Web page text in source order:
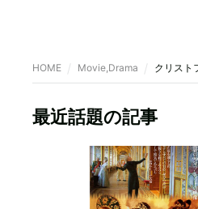
HOME Movie,Drama クリスト
最近話題の記事